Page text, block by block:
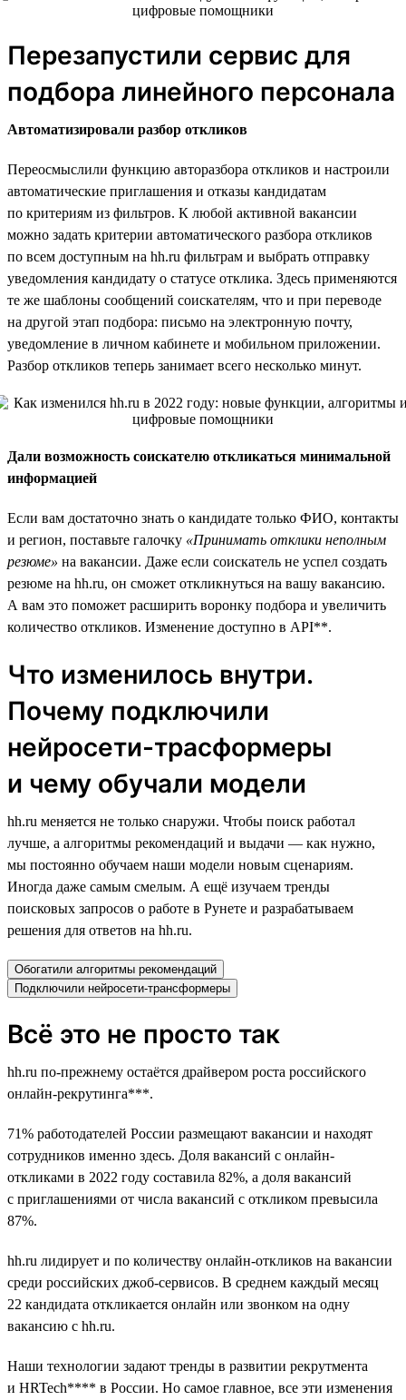
Перезапустили сервис для
подбора линейного персонала
Автоматизировали разбор откликов
Переосмыслили функцию авторазбора откликов и настроили
автоматические приглашения и отказы кандидатам
по критериям из фильтров. К любой активной вакансии
можно задать критерии автоматического разбора откликов
по всем доступным на hh.ru фильтрам и выбрать отправку
уведомления кандидату о статусе отклика. Здесь применяются
те же шаблоны сообщений соискателям, что и при переводе
на другой этап подбора: письмо на электронную почту,
уведомление в личном кабинете и мобильном приложении.
Разбор откликов теперь занимает всего несколько минут.
Дали возможность соискателю откликаться минимальной
информацией
Если вам достаточно знать о кандидате только ФИО, контакты
и регион, поставьте галочку «Принимать отклики неполным
резюме» на вакансии. Даже если соискатель не успел создать
резюме на hh.ru, он сможет откликнуться на вашу вакансию.
А вам это поможет расширить воронку подбора и увеличить
количество откликов. Изменение доступно в API**.
Что изменилось внутри.
Почему подключили
нейросети-трасформеры
и чему обучали модели
hh.ru меняется не только снаружи. Чтобы поиск работал
лучше, а алгоритмы рекомендаций и выдачи — как нужно,
мы постоянно обучаем наши модели новым сценариям.
Иногда даже самым смелым. А ещё изучаем тренды
поисковых запросов о работе в Рунете и разрабатываем
решения для ответов на hh.ru.
Обогатили алгоритмы рекомендаций
Подключили нейросети-трансформеры
Всё это не просто так
hh.ru по-прежнему остаётся драйвером роста российского
онлайн-рекрутинга***.
71% работодателей России размещают вакансии и находят
сотрудников именно здесь. Доля вакансий с онлайн-
откликами в 2022 году составила 82%, а доля вакансий
с приглашениями от числа вакансий с откликом превысила
87%.
hh.ru лидирует и по количеству онлайн-откликов на вакансии
среди российских джоб-сервисов. В среднем каждый месяц
22 кандидата откликается онлайн или звонком на одну
вакансию с hh.ru.
Наши технологии задают тренды в развитии рекрутмента
и HRTech**** в России. Но самое главное, все эти изменения